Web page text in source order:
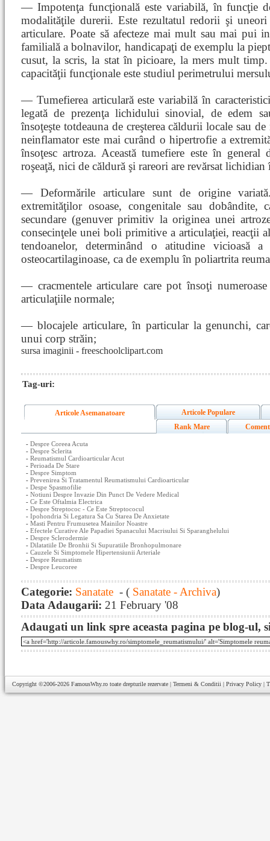
— Impotenţa funcţională este variabilă, în funcţie
modalităţile durerii. Este rezultatul redorii şi
articulare. Poate să afecteze mai mult sau mai pui
familială a bolnavilor, handicapaţi de exemplu la
cusut, la scris, la stat în picioare, la mers mult
capacităţii funcţionale este studiul perimetrului
— Tumefierea articulară este variabilă în
legată de prezenţa lichidului sinovial, de edem
însoţeşte totdeauna de creşterea căldurii locale sau
neinflamator este mai curând o hipertrofie a
însoţesc artroza. Această tumefiere este în
roşeaţă, nici de căldură şi rareori are revărsat
— Deformările articulare sunt de origine
extremităţilor osoase, congenitale sau
secundare (genuver primitiv la originea unei
consecinţele unei boli primitive a articulaţiei, reacţii
tendoanelor, determinând o atitudine vicioasă
osteocartilaginoase, ca de exemplu în poliartrita
— cracmentele articulare care pot însoţi
articulaţiile normale;
— blocajele articulare, în particular la genunchi,
unui corp străin;
sursa imaginii - freeschoolclipart.com
Tag-uri:
Articole Asemanatoare
Articole Populare
Rank Mare
- Despre Coreea Acuta
- Despre Sclerita
- Reumatismul Cardioarticular Acut
- Perioada De Stare
- Despre Simptom
- Prevenirea Si Tratamentul Reumatismului Cardioarticular
- Despe Spasmofilie
- Notiuni Despre Invazie Din Punct De Vedere Medical
- Ce Este Oftalmia Electrica
- Despre Streptococ - Ce Este Streptococul
- Ipohondria Si Legatura Sa Cu Starea De Anxietate
- Masti Pentru Frumusetea Mainilor Noastre
- Efectele Curative Ale Papadiei Spanacului Macrisului Si Sparanghelului
- Despre Sclerodermie
- Dilatatiile De Bronhii Si Supuratiile Bronhopulmonare
- Cauzele Si Simptomele Hipertensiunii Arteriale
- Despre Reumatism
- Despre Leucoree
Categorie: Sanatate - ( Sanatate - Archiva)
Data Adaugarii: 21 February '08
Adaugati un link spre aceasta pagina pe blog-ul,
Copyright ©2006-2026 FamousWhy.ro toate drepturile rezervate | Termeni & Conditii | Privacy Policy |